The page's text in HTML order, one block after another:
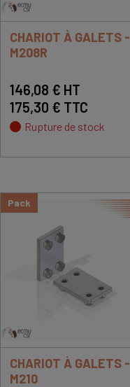
CHARIOT À GALETS -
M208R
146,08 € HT
175,30 € TTC
Rupture de stock
Pack
CHARIOT À GALETS -
M210